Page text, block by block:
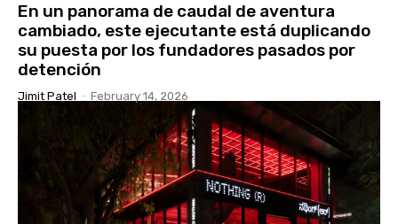
En un panorama de caudal de aventura
cambiado, este ejecutante está duplicando
su puesta por los fundadores pasados ​​por
detención
Jimit Patel - February 14, 2026